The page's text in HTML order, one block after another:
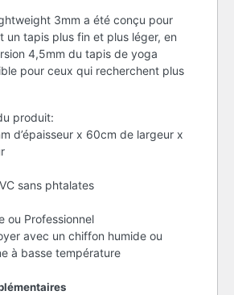
3mm a été conçu pour
un tapis plus fin et plus léger, en
4,5mm du tapis de yoga
pour ceux qui recherchent plus
produit:
d’épaisseur x 60cm de largeur x
sans phtalates
ou Professionnel
avec un chiffon humide ou
à basse température